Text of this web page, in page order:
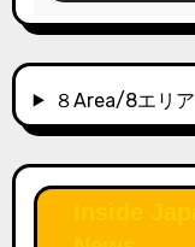
８Area/8エリア